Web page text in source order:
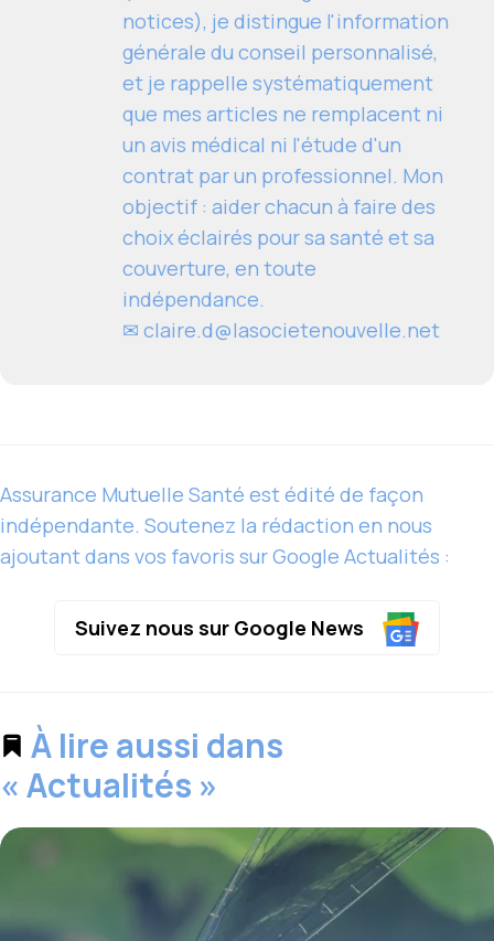
notices), je distingue l'information
générale du conseil personnalisé,
et je rappelle systématiquement
que mes articles ne remplacent ni
un avis médical ni l'étude d'un
contrat par un professionnel. Mon
objectif : aider chacun à faire des
choix éclairés pour sa santé et sa
couverture, en toute
indépendance.
✉ claire.d@lasocietenouvelle.net
Assurance Mutuelle Santé est édité de façon
indépendante. Soutenez la rédaction en nous
ajoutant dans vos favoris sur Google Actualités :
Suivez nous sur Google News
À lire aussi dans
« Actualités »